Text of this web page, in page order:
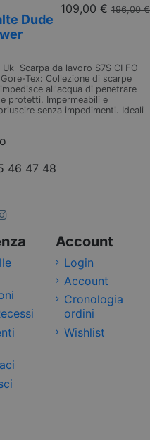
Dude
109,00 € 196,00 €
Scarpa da lavoro S7S CI FO
Tex: Collezione di scarpe
all'acqua di penetrare
protetti. Impermeabili e
senza impedimenti. Ideali
46 47 48
Account
Login
Account
Cronologia
ordini
Wishlist